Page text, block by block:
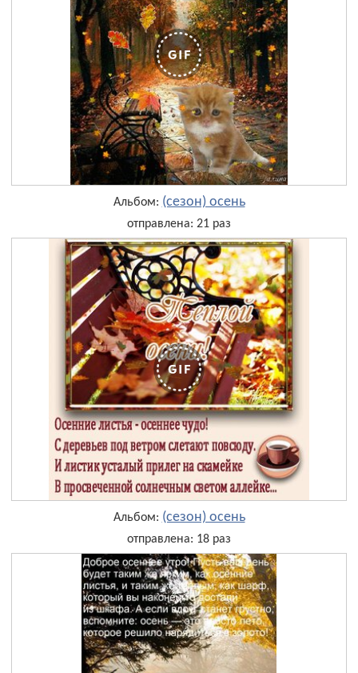
Альбом: (сезон) осень
отправлена: 21 раз
Альбом: (сезон) осень
отправлена: 18 раз